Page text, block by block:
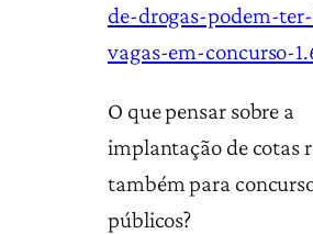
de-drogas-podem-
vagas-em-concurso-
O que pensar sobre a
implantação de cotas
também para
públicos?